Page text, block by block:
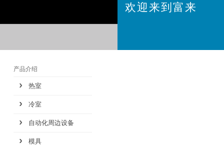
欢迎来到富来
产品介绍
热室
冷室
自动化周边设备
模具